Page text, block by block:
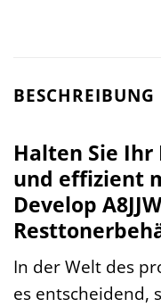
BESCHREIBUNG
Halten Sie
und effizient
Develop
In der Welt des
es entscheidend,